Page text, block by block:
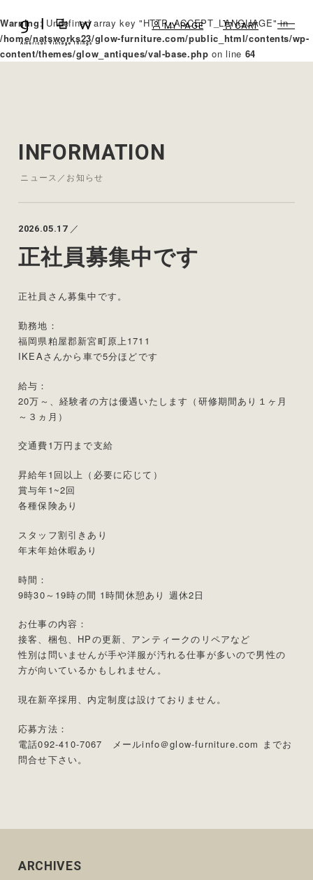
Warning: Undefined array key "HTTP_ACCEPT_LANGUAGE" in
/home/natsworks23/glow-furniture.com/public_html/contents/wp-
content/themes/glow_antiques/val-base.php on line 64
MY PAGE CART
INFORMATION
ニュース／お知らせ
2026.05.17 ／
正社員募集中です
正社員さん募集中です。
勤務地：
福岡県粕屋郡新宮町原上1711
IKEAさんから車で5分ほどです
給与：
20万～、経験者の方は優遇いたします（研修期間あり１ヶ月
～３ヵ月）
交通費1万円まで支給
昇給年1回以上（必要に応じて）
賞与年1~2回
各種保険あり
スタッフ割引きあり
年末年始休暇あり
時間：
9時30～19時の間 1時間休憩あり 週休2日
お仕事の内容：
接客、梱包、HPの更新、アンティークのリペアなど
性別は問いませんが手や洋服が汚れる仕事が多いので男性の
方が向いているかもしれません。
現在新卒採用、内定制度は設けておりません。
応募方法：
電話092-410-7067 メールinfo＠glow-furniture.com までお
問合せ下さい。
ARCHIVES